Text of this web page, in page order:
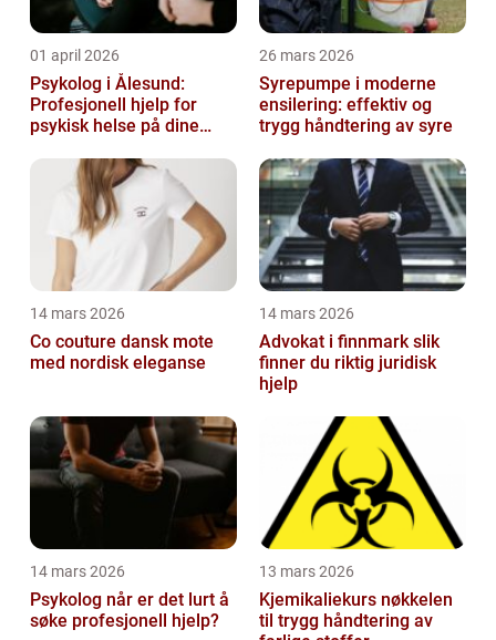
01 april 2026
Psykolog i Ålesund:
Profesjonell hjelp for
psykisk helse på dine
26 mars 2026
Syrepumpe i moderne
ensilering: effektiv og
trygg håndtering av syre
14 mars 2026
Co couture dansk mote
med nordisk eleganse
14 mars 2026
Advokat i finnmark slik
finner du riktig juridisk
hjelp
14 mars 2026
Psykolog når er det lurt å
søke profesjonell hjelp?
13 mars 2026
Kjemikaliekurs nøkkelen
til trygg håndtering av